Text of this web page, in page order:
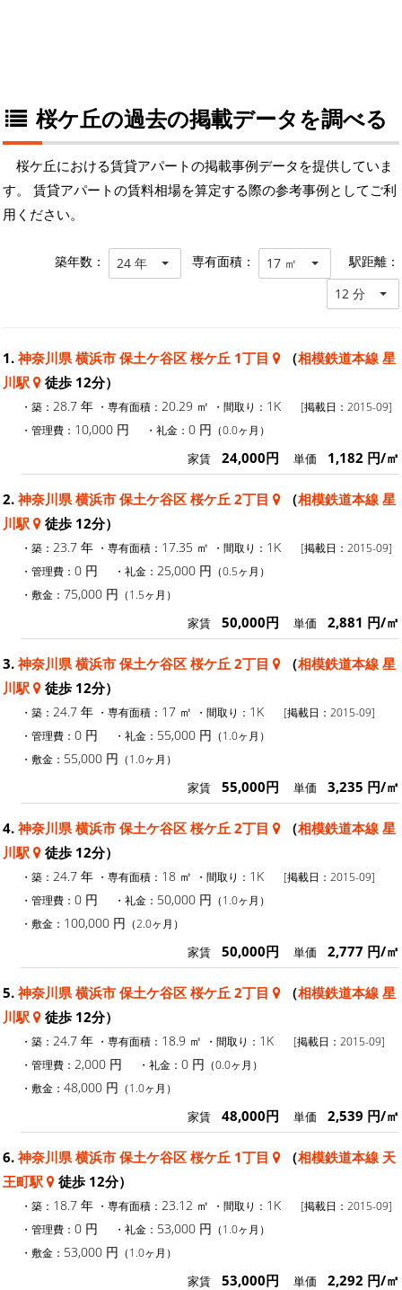
桜ケ丘の過去の掲載データを調べる
桜ケ丘における賃貸アパートの掲載事例データを提供していま
す。 賃貸アパートの賃料相場を算定する際の参考事例としてご利
用ください。
築年数： 24 年 専有面積： 17 ㎡ 駅距離：
12 分
1. 神奈川県 横浜市 保土ケ谷区 桜ケ丘 1丁目 （相模鉄道本線 星
川駅
徒歩 12分）
・築： 28.7 年 ・専有面積： 20.29 ㎡ ・間取り： 1K
[掲載日：2015-09]
・管理費： 10,000 円 ・礼金： 0 円 （0.0ヶ月）
家賃 24,000円 単価 1,182 円/㎡
2. 神奈川県 横浜市 保土ケ谷区 桜ケ丘 2丁目 （相模鉄道本線 星
川駅
徒歩 12分）
・築： 23.7 年 ・専有面積： 17.35 ㎡ ・間取り： 1K
[掲載日：2015-09]
・管理費： 0 円 ・礼金： 25,000 円 （0.5ヶ月）
・敷金： 75,000 円 （1.5ヶ月）
家賃 50,000円 単価 2,881 円/㎡
3. 神奈川県 横浜市 保土ケ谷区 桜ケ丘 2丁目 （相模鉄道本線 星
川駅
徒歩 12分）
・築： 24.7 年 ・専有面積： 17 ㎡ ・間取り： 1K
[掲載日：2015-09]
・管理費： 0 円 ・礼金： 55,000 円 （1.0ヶ月）
・敷金： 55,000 円 （1.0ヶ月）
家賃 55,000円 単価 3,235 円/㎡
4. 神奈川県 横浜市 保土ケ谷区 桜ケ丘 2丁目 （相模鉄道本線 星
川駅
徒歩 12分）
・築： 24.7 年 ・専有面積： 18 ㎡ ・間取り： 1K
[掲載日：2015-09]
・管理費： 0 円 ・礼金： 50,000 円 （1.0ヶ月）
・敷金： 100,000 円 （2.0ヶ月）
家賃 50,000円 単価 2,777 円/㎡
5. 神奈川県 横浜市 保土ケ谷区 桜ケ丘 2丁目 （相模鉄道本線 星
川駅
徒歩 12分）
・築： 24.7 年 ・専有面積： 18.9 ㎡ ・間取り： 1K
[掲載日：2015-09]
・管理費： 2,000 円 ・礼金： 0 円 （0.0ヶ月）
・敷金： 48,000 円 （1.0ヶ月）
家賃 48,000円 単価 2,539 円/㎡
6. 神奈川県 横浜市 保土ケ谷区 桜ケ丘 1丁目 （相模鉄道本線 天
王町駅
徒歩 12分）
・築： 18.7 年 ・専有面積： 23.12 ㎡ ・間取り： 1K
[掲載日：2015-09]
・管理費： 0 円 ・礼金： 53,000 円 （1.0ヶ月）
・敷金： 53,000 円 （1.0ヶ月）
家賃 53,000円 単価 2,292 円/㎡